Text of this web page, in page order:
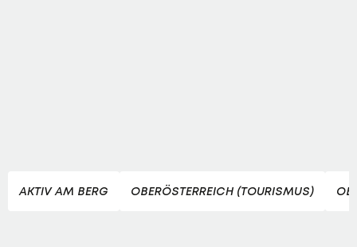
AKTIV AM BERG OBERÖSTERREICH (TOURISMUS)